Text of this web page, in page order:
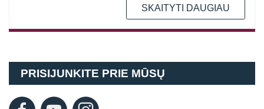
SKAITYTI DAUGIAU
PRISIJUNKITE PRIE MŪSŲ